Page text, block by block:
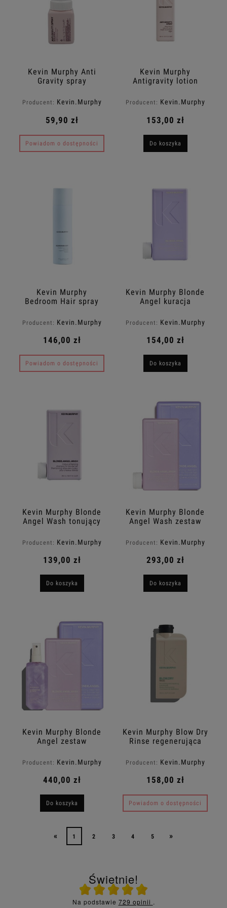
Kevin Murphy Anti
Gravity spray
nasady 40ml
Producent: Kevin.Murphy
59,90 zł
Powiadom o dostępności
Kevin Murphy
Antigravity lotion
nasady 150ml
Producent: Kevin.Murphy
153,00 zł
Do koszyka
Kevin Murphy
Bedroom Hair spray
250ml
Producent: Kevin.Murphy
146,00 zł
Powiadom o dostępności
Kevin Murphy Blonde
Angel kuracja
włosów blond 250ml
Producent: Kevin.Murphy
154,00 zł
Do koszyka
Kevin Murphy Blonde
Angel Wash tonujący
blond 250ml
Producent: Kevin.Murphy
139,00 zł
Do koszyka
Kevin Murphy Blonde
Angel Wash zestaw
Blonde.Angel.Wash
szampon 250ml +
Blonde.Angel kuracja
250ml
Producent: Kevin.Murphy
293,00 zł
Do koszyka
Kevin Murphy Blonde
Angel zestaw
szampon 250ml +
Blonde.Angel kuracja
250ml+
Shimmer.Me.Blonde
mgiełka 100ml
Producent: Kevin.Murphy
440,00 zł
Do koszyka
Kevin Murphy Blow Dry
Rinse regenerująca
250ml
Producent: Kevin.Murphy
158,00 zł
Powiadom o dostępności
« 1 2 3 4 5 »
Świetnie!
Ocena średnia 5 na 5
Na podstawie 729 opinii .